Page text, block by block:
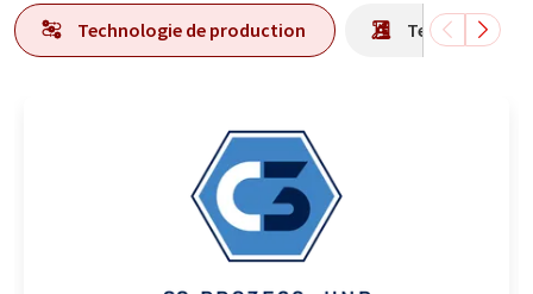
Technologie de production Technologie